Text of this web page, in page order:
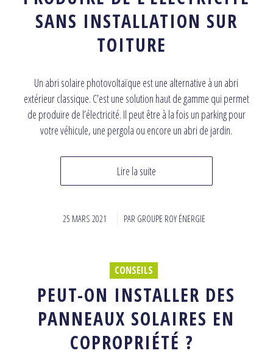
SANS INSTALLATION SUR
TOITURE
Un abri solaire photovoltaïque est une alternative à un abri
extérieur classique. C’est une solution haut de gamme qui permet
de produire de l’électricité. Il peut être à la fois un parking pour
votre véhicule, une pergola ou encore un abri de jardin.
Lire la suite
25 MARS 2021
/ PAR GROUPE ROY ÉNERGIE
CONSEILS
PEUT-ON INSTALLER DES
PANNEAUX SOLAIRES EN
COPROPRIÉTÉ ?